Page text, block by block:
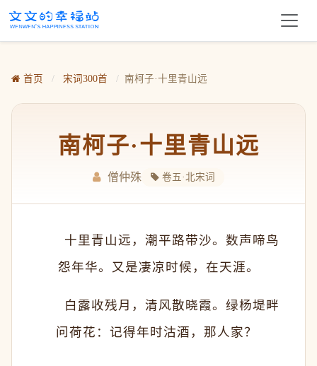
首页 / 宋词300首 / 南柯子·十里青山远
南柯子·十里青山远
僧仲殊 卷五·北宋词
十里青山远，潮平路带沙。数声啼鸟
怨年华。又是凄凉时候，在天涯。
白露收残月，清风散晓霞。绿杨堤畔
问荷花：记得年时沽酒，那人家？